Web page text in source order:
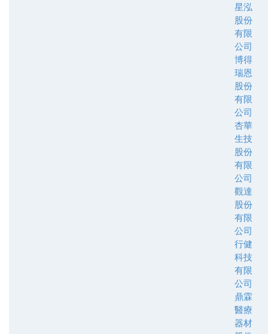
星泓
股份
有限
公司
博得
瑞恩
股份
有限
公司
杏華
生技
股份
有限
公司
觀達
股份
有限
公司
行健
科技
有限
公司
鼎霖
醫療
器材